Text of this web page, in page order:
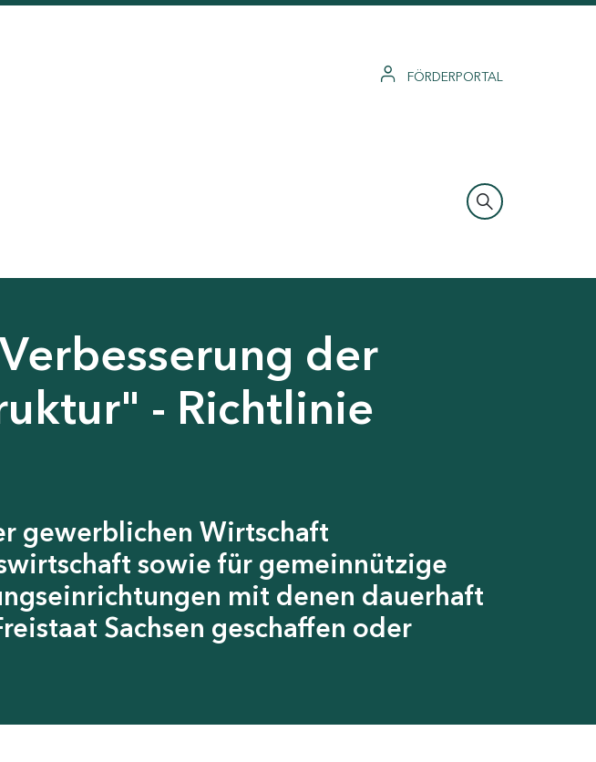
FÖRDERPORTAL
der
- Richtlinie
gewerblichen Wirtschaft
sowie für gemeinnützige
mit denen dauerhaft
Sachsen geschaffen oder